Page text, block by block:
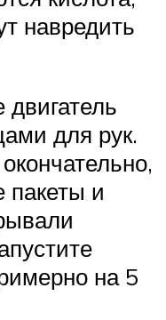
навредить
для рук.
пакеты и
на 5